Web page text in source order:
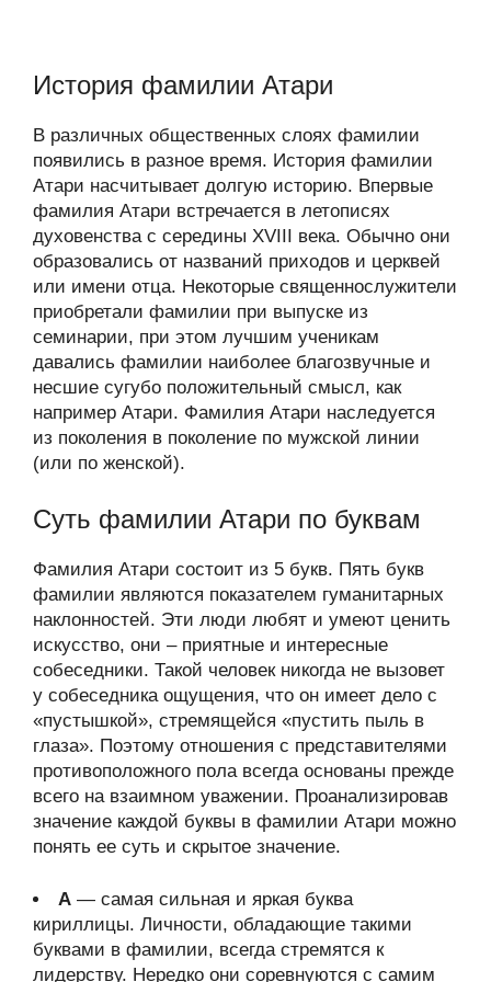
История фамилии Атари
В различных общественных слоях фамилии
появились в разное время. История фамилии
Атари насчитывает долгую историю. Впервые
фамилия Атари встречается в летописях
духовенства с середины XVIII века. Обычно они
образовались от названий приходов и церквей
или имени отца. Некоторые священнослужители
приобретали фамилии при выпуске из
семинарии, при этом лучшим ученикам
давались фамилии наиболее благозвучные и
несшие сугубо положительный смысл, как
например Атари. Фамилия Атари наследуется
из поколения в поколение по мужской линии
(или по женской).
Суть фамилии Атари по буквам
Фамилия Атари состоит из 5 букв. Пять букв
фамилии являются показателем гуманитарных
наклонностей. Эти люди любят и умеют ценить
искусство, они – приятные и интересные
собеседники. Такой человек никогда не вызовет
у собеседника ощущения, что он имеет дело с
«пустышкой», стремящейся «пустить пыль в
глаза». Поэтому отношения с представителями
противоположного пола всегда основаны прежде
всего на взаимном уважении. Проанализировав
значение каждой буквы в фамилии Атари можно
понять ее суть и скрытое значение.
А — самая сильная и яркая буква
кириллицы. Личности, обладающие такими
буквами в фамилии, всегда стремятся к
лидерству. Нередко они соревнуются с самим